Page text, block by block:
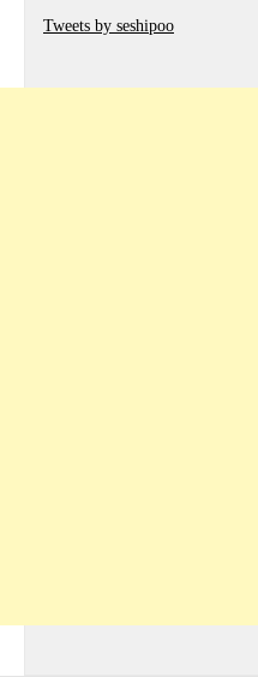
Tweets by seshipoo